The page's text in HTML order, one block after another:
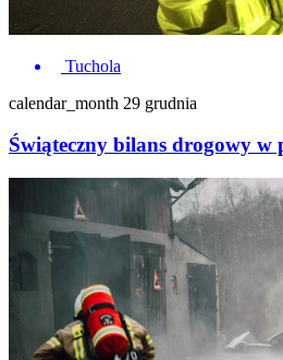
Tuchola
calendar_month 29 grudnia
Świąteczny bilans drogowy w